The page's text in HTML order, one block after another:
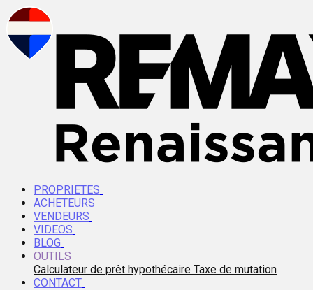
PROPRIETES
ACHETEURS
VENDEURS
VIDEOS
BLOG
OUTILS
Calculateur de prêt hypothécaire Taxe de mutation
CONTACT